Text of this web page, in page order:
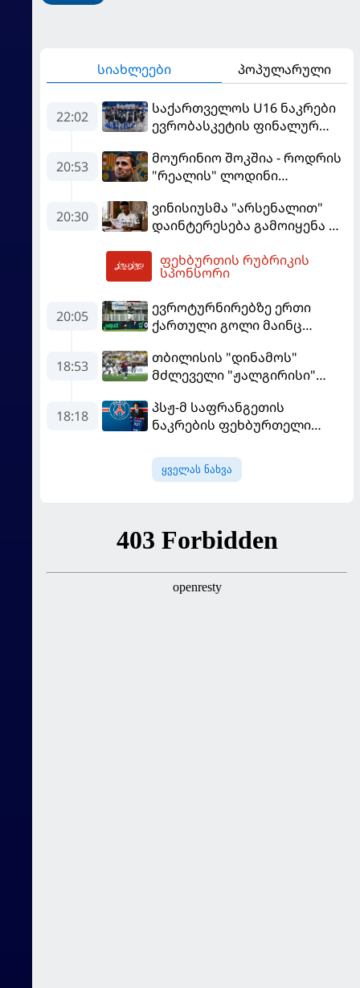
სიახლეები პოპულარული
22:02
საქართველოს U16 ნაკრები
ევრობასკეტის ფინალურ
ასპარეზობას იწყებს
20:53
მოურინიო შოკშია - როდრის
"რეალის" ლოდინი
"ბარსელონაში" გადადის
20:30
ვინისიუსმა "არსენალით"
დაინტერესება გამოიყენა და
მომგებიანად გააგრძელა
ფეხბურთის რუბრიკის
სპონსორი
20:05
ევროტურნირებზე ერთი
ქართული გოლი მაინც
18:53
თბილისის "დინამოს"
მძლეველი "ჟალგირისი"
განადგურდა
18:18
პსჟ-მ საფრანგეთის
ნაკრების ფეხბურთელი
ყველას ნახვა